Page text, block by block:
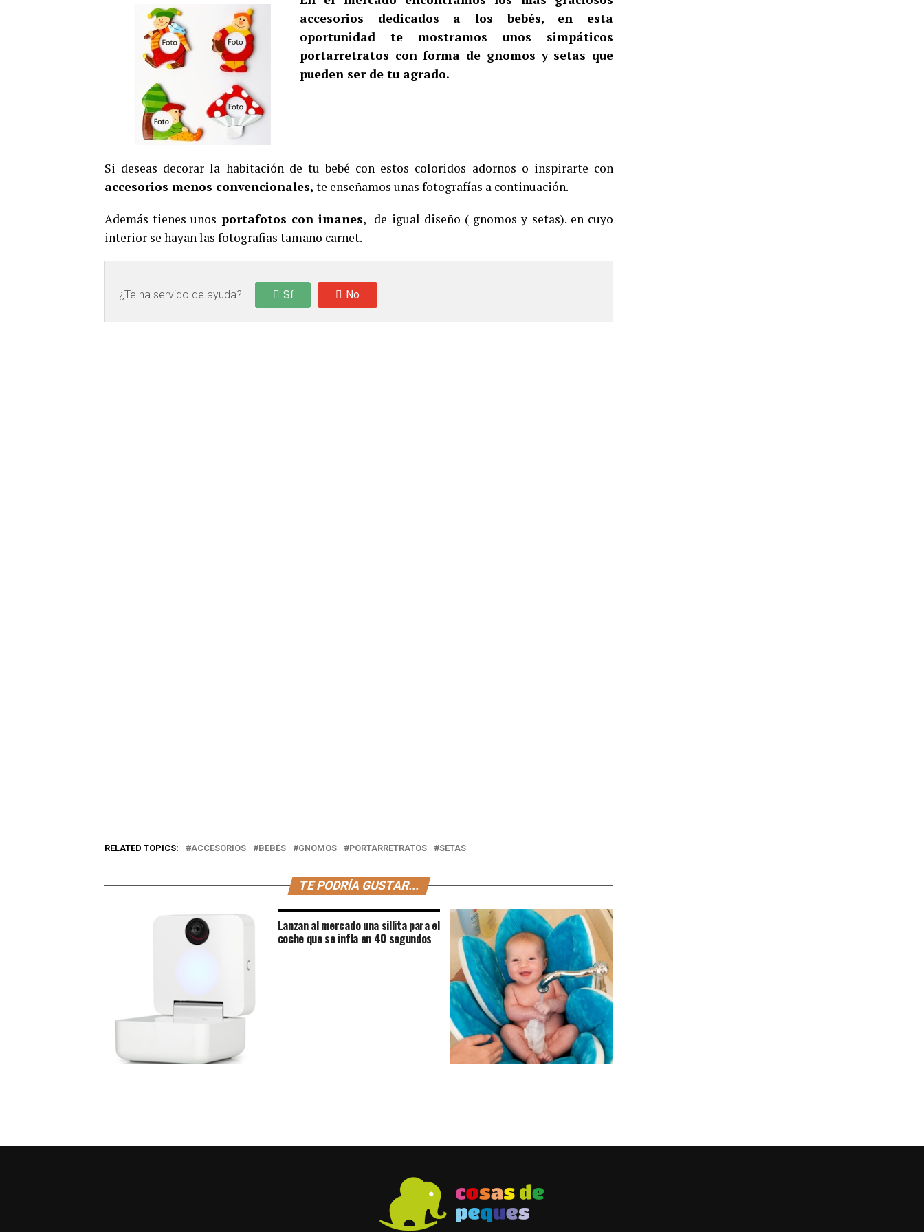
accesorios dedicados a los bebés, en esta
oportunidad te mostramos unos simpáticos
portarretratos con forma de gnomos y setas que
pueden ser de tu agrado.
Si deseas decorar la habitación de tu bebé con estos coloridos adornos o inspirarte con
accesorios menos convencionales, te enseñamos unas fotografías a continuación.
Además tienes unos portafotos con imanes, de igual diseño ( gnomos y setas). en cuyo
interior se hayan las fotografias tamaño carnet.
¿Te ha servido de ayuda? Sí No
RELATED TOPICS: ACCESORIOS BEBÉS GNOMOS PORTARRETRATOS SETAS
TE PODRÍA GUSTAR...
Lanzan al mercado una sillita para el
coche que se infla en 40 segundos